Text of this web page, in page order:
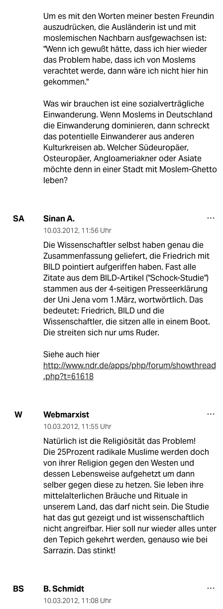
Um es mit den Worten meiner besten Freundin
auszudrücken, die Ausländerin ist und mit
moslemischen Nachbarn ausfgewachsen ist:
"Wenn ich gewußt hätte, dass ich hier wieder
das Problem habe, dass ich von Moslems
verachtet werde, dann wäre ich nicht hier hin
gekommen."
Was wir brauchen ist eine sozialverträgliche
Einwanderung. Wenn Moslems in Deutschland
die Einwanderung dominieren, dann schreckt
das potentielle Einwanderer aus anderen
Kulturkreisen ab. Welcher Südeuropäer,
Osteuropäer, Angloameriakner oder Asiate
möchte denn in einer Stadt mit Moslem-Ghetto
leben?
SA Sinan A.
10.03.2012, 11:56 Uhr
Die Wissenschaftler selbst haben genau die
Zusammenfassung geliefert, die Friedrich mit
BILD pointiert aufgeriffen haben. Fast alle
Zitate aus dem BILD-Artikel ("Schock-Studie")
stammen aus der 4-seitigen Presseerklärung
der Uni Jena vom 1.März, wortwörtlich. Das
bedeutet: Friedrich, BILD und die
Wissenschaftler, die sitzen alle in einem Boot.
Die streiten sich nur ums Ruder.
Siehe auch hier
http://www.ndr.de/apps/php/forum/showthread
.php?t=61618
W Webmarxist
10.03.2012, 11:55 Uhr
Natürlich ist die Religiösität das Problem!
Die 25Prozent radikale Muslime werden doch
von ihrer Religion gegen den Westen und
dessen Lebensweise aufgehetzt um dann
selber gegen diese zu hetzen. Sie leben ihre
mittelalterlichen Bräuche und Rituale in
unserem Land, das darf nicht sein. Die Studie
hat das gut gezeigt und ist wissenschaftlich
nicht angreifbar. Hier soll nur wieder alles unter
den Tepich gekehrt werden, genauso wie bei
Sarrazin. Das stinkt!
BS B. Schmidt
10.03.2012, 11:08 Uhr